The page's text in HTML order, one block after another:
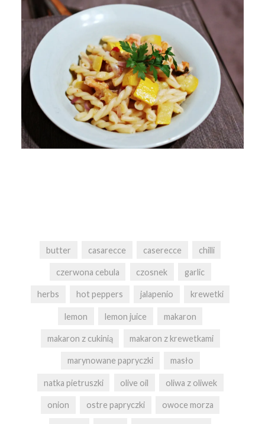
butter casarecce caserecce chilli
czerwona cebula czosnek garlic
herbs hot peppers jalapenio krewetki
lemon lemon juice makaron
makaron z cukinią makaron z krewetkami
marynowane papryczki masło
natka pietruszki olive oil oliwa z oliwek
onion ostre papryczki owoce morza